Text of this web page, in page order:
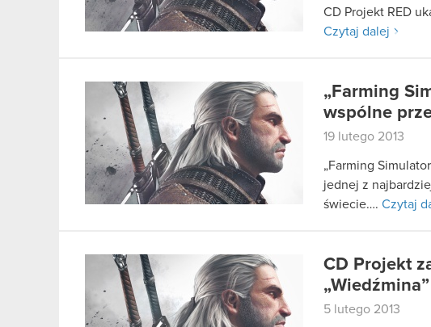
CD Projekt RED
Czytaj dalej
„Farming
wspólne
19 lutego 2013
„Farming
jednej z
świecie…. Czytaj
CD Projekt
„Wiedźmina”
5 lutego 2013